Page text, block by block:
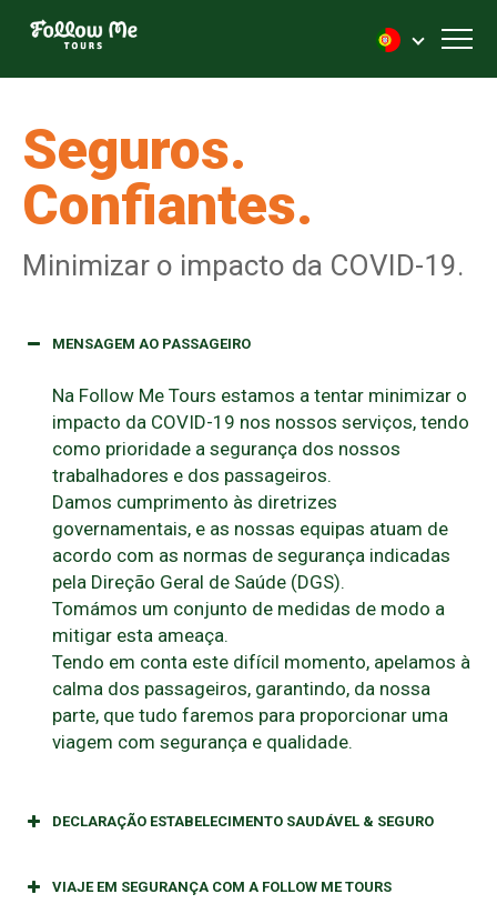
FollowMe!
Seguros.
Confiantes.
Minimizar o impacto da COVID-19.
MENSAGEM AO PASSAGEIRO
Na Follow Me Tours estamos a tentar minimizar o
impacto da COVID-19 nos nossos serviços, tendo
como prioridade a segurança dos nossos
trabalhadores e dos passageiros.
Damos cumprimento às diretrizes
governamentais, e as nossas equipas atuam de
acordo com as normas de segurança indicadas
pela Direção Geral de Saúde (DGS).
Tomámos um conjunto de medidas de modo a
mitigar esta ameaça.
Tendo em conta este difícil momento, apelamos à
calma dos passageiros, garantindo, da nossa
parte, que tudo faremos para proporcionar uma
viagem com segurança e qualidade.
DECLARAÇÃO ESTABELECIMENTO SAUDÁVEL & SEGURO
VIAJE EM SEGURANÇA COM A FOLLOW ME TOURS